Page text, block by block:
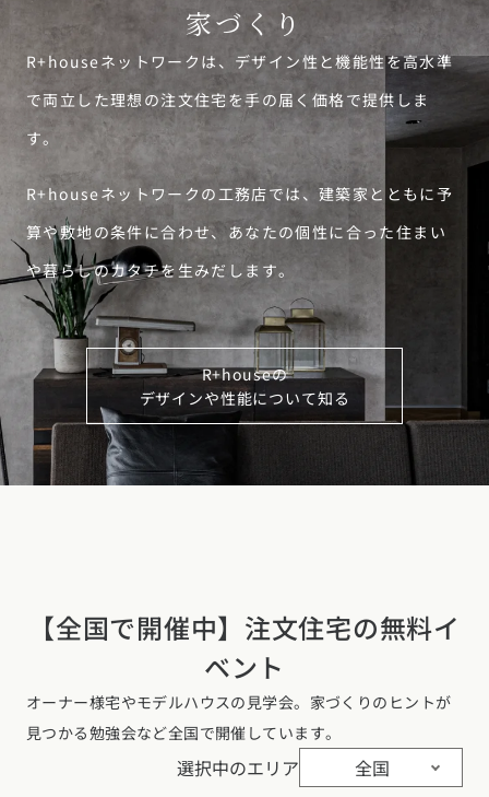
家づくり
R+houseネットワークは、デザイン性と機能性を高水準
で両立した理想の注文住宅を手の届く価格で提供しま
す。
R+houseネットワークの工務店では、建築家とともに予
算や敷地の条件に合わせ、あなたの個性に合った住まい
や暮らしのカタチを生みだします。
R+houseの
デザインや性能について知る
【全国で開催中】注文住宅の無料イ
ベント
オーナー様宅やモデルハウスの見学会。家づくりのヒントが
見つかる勉強会など全国で開催しています。
選択中のエリア 全国